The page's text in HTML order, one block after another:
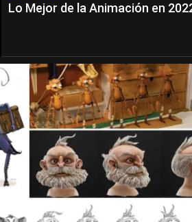
Lo Mejor de la Animación en